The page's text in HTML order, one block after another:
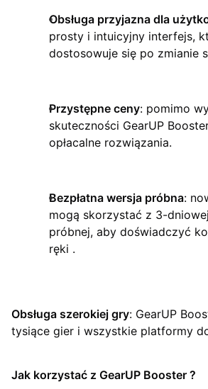
Obsługa przyjazna dla
prosty i intuicyjny interfejs,
dostosowuje się po zmianie
Przystępne ceny: pomimo
skuteczności GearUP
opłacalne rozwiązania.
Bezpłatna wersja próbna:
mogą skorzystać z 3-
próbnej, aby doświadczyć
ręki .
Obsługa szerokiej gry: GearUP
tysiące gier i wszystkie platformy
Jak korzystać z GearUP Booster ?